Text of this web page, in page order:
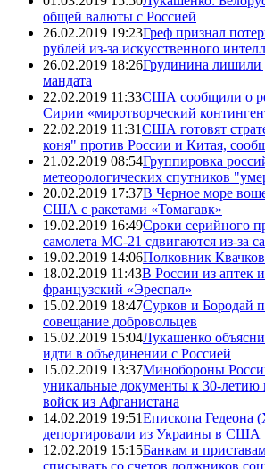
общей валюты с Россией
26.02.2019 19:23Греф признал
рублей из-за искусственного
26.02.2019 18:26Грудинина лишили
мандата
22.02.2019 11:33США сообщили о
Сирии «миротворческий
22.02.2019 11:31США готовят
коня" против России и Китая,
21.02.2019 08:54Группировка
метеорологических спутников
20.02.2019 17:37В Черное море
США с ракетами «Томагавк»
19.02.2019 16:49Сроки серийного
самолета МС-21 сдвигаются из-за
19.02.2019 14:06Полковник
18.02.2019 11:43В России из аптек
французский «Эреспал»
15.02.2019 18:47Сурков и Бородай
совещание добровольцев
15.02.2019 15:04Лукашенко
идти в объединении с Россией
15.02.2019 13:37Минобороны
уникальные документы к 30-летию
войск из Афганистана
14.02.2019 19:51Епископа Гедеона
депортировали из Украины в США
12.02.2019 15:15Банкам и
списывать со счетов должников